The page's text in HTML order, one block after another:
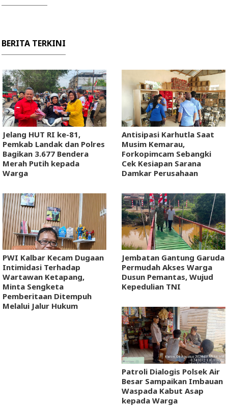
BERITA TERKINI
Jelang HUT RI ke-81,
Pemkab Landak dan Polres
Bagikan 3.677 Bendera
Merah Putih kepada
Warga
Antisipasi Karhutla Saat
Musim Kemarau,
Forkopimcam Sebangki
Cek Kesiapan Sarana
Damkar Perusahaan
PWI Kalbar Kecam Dugaan
Intimidasi Terhadap
Wartawan Ketapang,
Minta Sengketa
Pemberitaan Ditempuh
Melalui Jalur Hukum
Jembatan Gantung Garuda
Permudah Akses Warga
Dusun Pemantas, Wujud
Kepedulian TNI
Patroli Dialogis Polsek Air
Besar Sampaikan Imbauan
Waspada Kabut Asap
kepada Warga